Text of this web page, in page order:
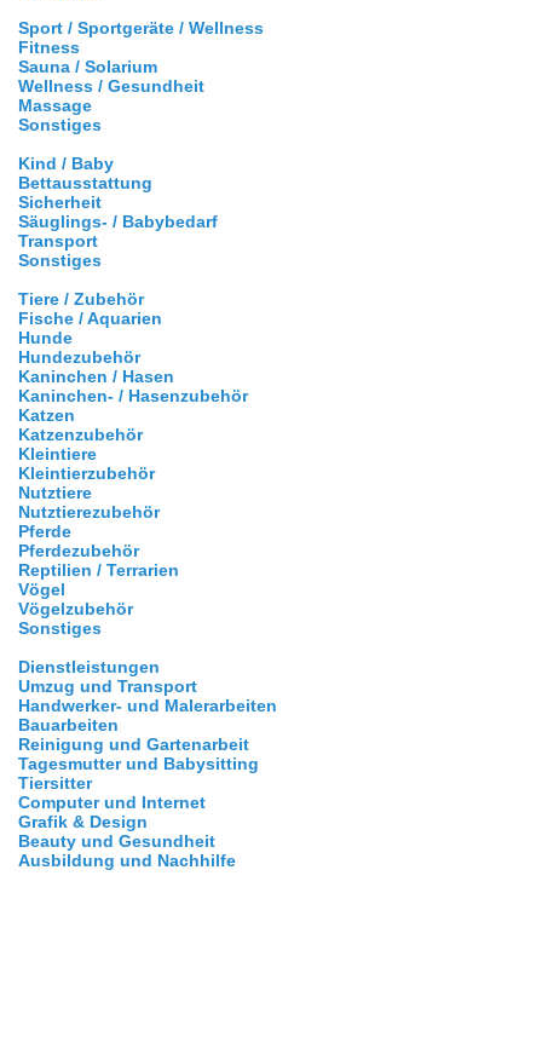
Sport / Sportgeräte / Wellness
Fitness
Sauna / Solarium
Wellness / Gesundheit
Massage
Sonstiges
Kind / Baby
Bettausstattung
Sicherheit
Säuglings- / Babybedarf
Transport
Sonstiges
Tiere / Zubehör
Fische / Aquarien
Hunde
Hundezubehör
Kaninchen / Hasen
Kaninchen- / Hasenzubehör
Katzen
Katzenzubehör
Kleintiere
Kleintierzubehör
Nutztiere
Nutztierezubehör
Pferde
Pferdezubehör
Reptilien / Terrarien
Vögel
Vögelzubehör
Sonstiges
Dienstleistungen
Umzug und Transport
Handwerker- und Malerarbeiten
Bauarbeiten
Reinigung und Gartenarbeit
Tagesmutter und Babysitting
Tiersitter
Computer und Internet
Grafik & Design
Beauty und Gesundheit
Ausbildung und Nachhilfe